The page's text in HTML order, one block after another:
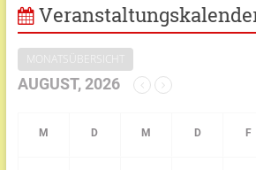
MONATSÜBERSICHT
AUGUST, 2026